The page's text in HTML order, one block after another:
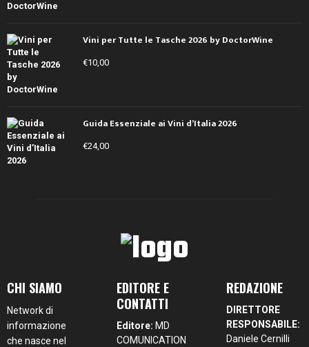
Vini per Tutte le Tasche 2026 by DoctorWine
€10,00
Guida Essenziale ai Vini d’Italia 2026
€24,00
CHI SIAMO
Network di
informazione
che nasce nel
EDITORE E
CONTATTI
Editore: MD
COMUNICATION
REDAZIONE
DIRETTORE
RESPONSABILE:
Daniele Cernilli